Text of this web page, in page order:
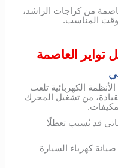
من كراجات الراشد،
المناسب.
تواير العاصمة
الكهربائية تلعب
من تشغيل المحرك
قد يُسبب تعطلًا
كهرباء السيارة